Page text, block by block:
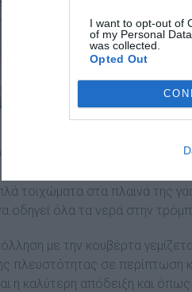
I want to opt-out of
of my Personal
was collected.
Opted Out
του σκάφους, τη
δοµικό στοιχείο του σκάφους,
γάστρα σε όλο της το µήκος
τοιχώµατα στα πλαϊνά της
οδηγεί όλα τα νερά στην
µε την κουβέρτα
πλευστότητας σε
η καλύτερη απόδειξη και